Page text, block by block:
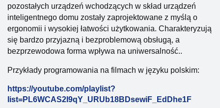
pozostałych urządzeń wchodzących w skład urządzeń
inteligentnego domu zostały zaprojektowane z myślą o
ergonomii i wysokiej łatwości użytkowania. Charakteryzują
się bardzo przyjazną i bezproblemową obsługą, a
bezprzewodowa forma wpływa na uniwersalność..
Przykłady programowania na filmach w języku polskim:
https://youtube.com/playlist?
list=PL6WCAS2I9qY_URUb18BDsewiF_EdDhe1F